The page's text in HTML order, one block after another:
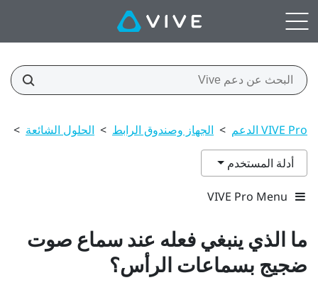
VIVE Pro الدعم > الجهاز وصندوق الرابط > الحلول الشائعة >
أدلة المستخدم
VIVE Pro Menu
ما الذي ينبغي فعله عند سماع صوت
ضجيج بسماعات الرأس؟